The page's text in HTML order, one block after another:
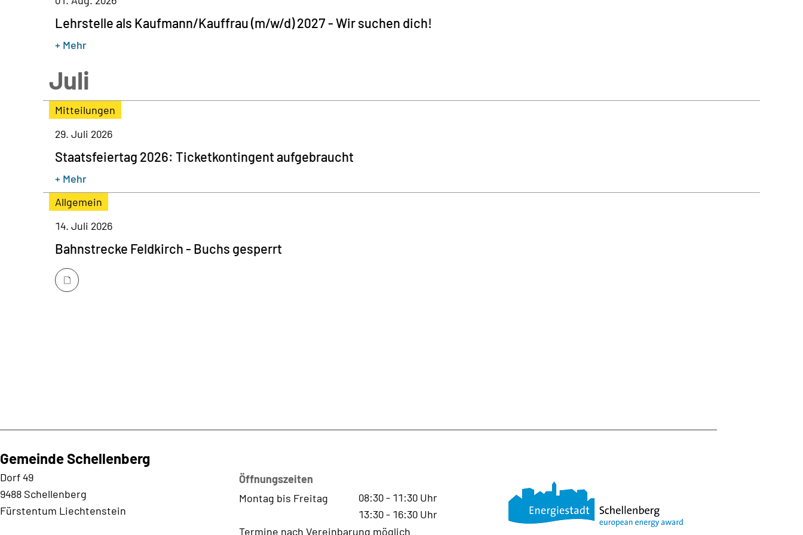
Lehrstelle als Kaufmann/Kauffrau (m/w/d) 2027 - Wir suchen dich!
+ Mehr
Juli
Mitteilungen
29. Juli 2026
Staatsfeiertag 2026: Ticketkontingent aufgebraucht
+ Mehr
Allgemein
14. Juli 2026
Bahnstrecke Feldkirch - Buchs gesperrt
Gemeinde Schellenberg
Dorf 49
9488 Schellenberg
Fürstentum Liechtenstein
Öffnungszeiten
Montag bis Freitag
08:30- 11:30 Uhr
13:30- 16:30 Uhr
Termine nach Vereinbarung möglich